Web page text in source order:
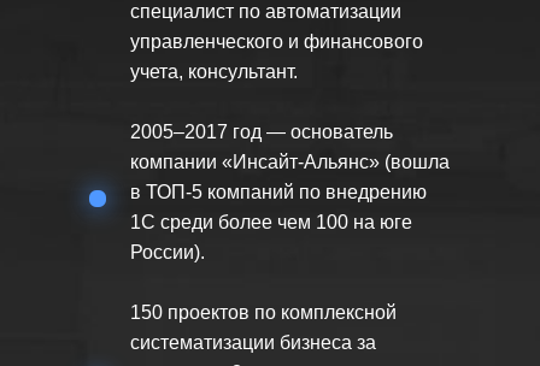
специалист по автоматизации
управленческого и финансового
учета, консультант.
2005–2017 год — основатель
компании «Инсайт-Альянс» (вошла
в ТОП-5 компаний по внедрению
1С среди более чем 100 на юге
России).
150 проектов по комплексной
систематизации бизнеса за